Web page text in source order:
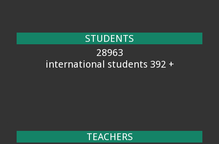
STUDENTS
28963
+ 392 international students
TEACHERS